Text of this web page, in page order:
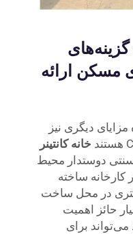
مسکن ارائه
دیگری نیز
خانه کانتینر
دوستدار محیط
کارخانه ساخته
در محل ساخت
حائز اهمیت
می‌تواند برای